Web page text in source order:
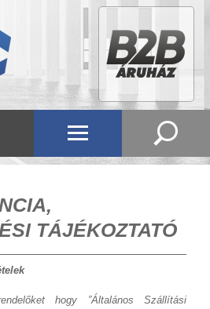
TÁJÉKOZTATÓ
hogy ”Általános Szállítási